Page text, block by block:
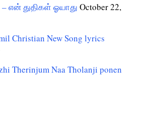
– என் துதிகள் ஓயாது October 22,
Christian New Song lyrics
Therinjum Naa Tholanji ponen